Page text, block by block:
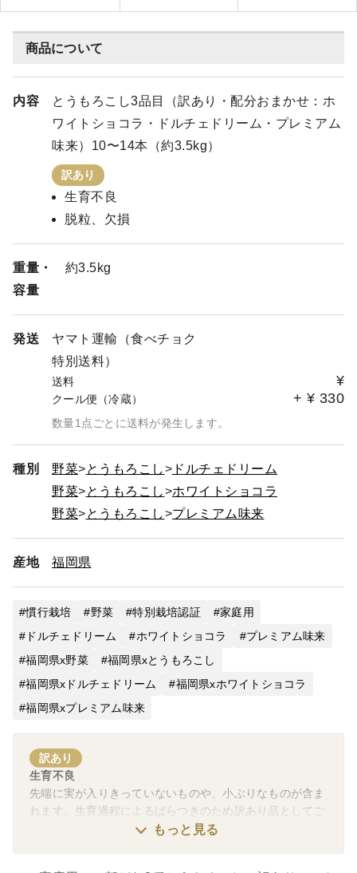
商品について
内容
とうもろこし3品目（訳あり・配分おまかせ：ホ
ワイトショコラ・ドルチェドリーム・プレミアム
味来）10〜14本（約3.5kg）
訳あり
生育不良
脱粒、欠損
重量・
容量
約3.5kg
発送
ヤマト運輸（食べチョク
特別送料）
送料 ¥
クール便（冷蔵） + ¥ 330
数量1点ごとに送料が発生します。
種別 野菜 とうもろこし
ドルチェドリーム
野菜
とうもろこし
ホワイトショコラ
野菜
とうもろこし プレミアム味来
産地 福岡県
慣行栽培 野菜 特別栽培認証
家庭用
ドルチェドリーム
ホワイトショコラ
プレミアム味来
福岡県x野菜
福岡県xとうもろこし
福岡県xドルチェドリーム
福岡県xホワイトショコラ
福岡県xプレミアム味来
訳あり
生育不良
先端に実が入りきっていないものや、小ぶりなものが含ま
れます。生育過程によるばらつきのため訳あり品としてご
用意していますが、ご家庭用としてお楽しみいただけると
脱粒、欠損
もっと見る